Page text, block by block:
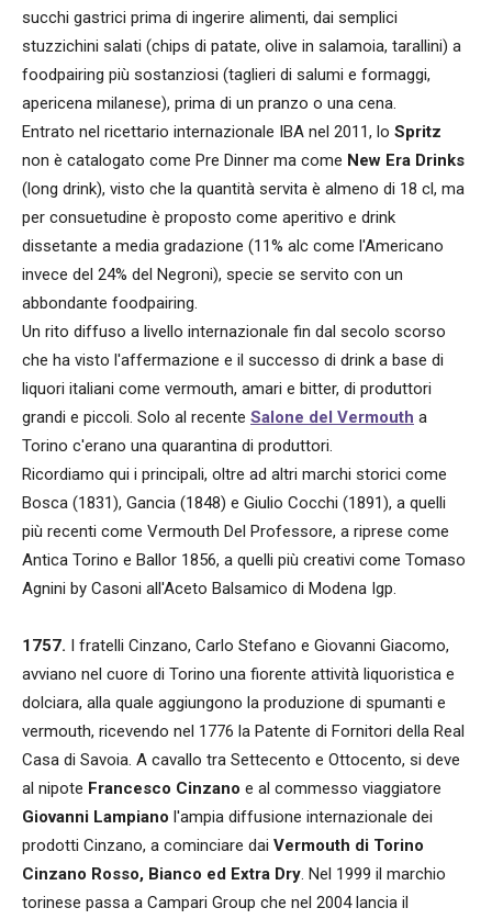
succhi gastrici prima di ingerire alimenti, dai semplici
stuzzichini salati (chips di patate, olive in salamoia, tarallini) a
foodpairing più sostanziosi (taglieri di salumi e formaggi,
apericena milanese), prima di un pranzo o una cena.
Entrato nel ricettario internazionale IBA nel 2011, lo Spritz
non è catalogato come Pre Dinner ma come New Era Drinks
(long drink), visto che la quantità servita è almeno di 18 cl, ma
per consuetudine è proposto come aperitivo e drink
dissetante a media gradazione (11% alc come l'Americano
invece del 24% del Negroni), specie se servito con un
abbondante foodpairing.
Un rito diffuso a livello internazionale fin dal secolo scorso
che ha visto l'affermazione e il successo di drink a base di
liquori italiani come vermouth, amari e bitter, di produttori
grandi e piccoli. Solo al recente Salone del Vermouth a
Torino c'erano una quarantina di produttori.
Ricordiamo qui i principali, oltre ad altri marchi storici come
Bosca (1831), Gancia (1848) e Giulio Cocchi (1891), a quelli
più recenti come Vermouth Del Professore, a riprese come
Antica Torino e Ballor 1856, a quelli più creativi come Tomaso
Agnini by Casoni all'Aceto Balsamico di Modena Igp.
1757. I fratelli Cinzano, Carlo Stefano e Giovanni Giacomo,
avviano nel cuore di Torino una fiorente attività liquoristica e
dolciara, alla quale aggiungono la produzione di spumanti e
vermouth, ricevendo nel 1776 la Patente di Fornitori della Real
Casa di Savoia. A cavallo tra Settecento e Ottocento, si deve
al nipote Francesco Cinzano e al commesso viaggiatore
Giovanni Lampiano l'ampia diffusione internazionale dei
prodotti Cinzano, a cominciare dai Vermouth di Torino
Cinzano Rosso, Bianco ed Extra Dry. Nel 1999 il marchio
torinese passa a Campari Group che nel 2004 lancia il